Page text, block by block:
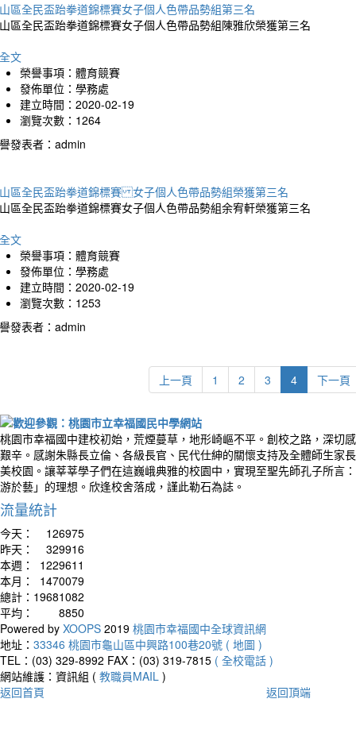
區全民盃跆拳道錦標賽女子個人色帶品勢組第三名
區全民盃跆拳道錦標賽女子個人色帶品勢組陳雅欣榮獲第三名
文
榮譽事項：體育競賽
發佈單位：學務處
建立時間：2020-02-19
瀏覽次數：1264
發表者：admin
區全民盃跆拳道錦標賽 女子個人色帶品勢組榮獲第三名
區全民盃跆拳道錦標賽女子個人色帶品勢組余宥軒榮獲第三名
文
榮譽事項：體育競賽
發佈單位：學務處
建立時間：2020-02-19
瀏覽次數：1253
發表者：admin
上一頁 1 2 3 4 下一頁
桃園市幸福國中建校初始，荒煙蔓草，地形崎嶇不平。創校之路，深切
艱辛。感謝朱縣長立倫、各級長官、民代仕紳的關懷支持及全體師生家
美校園。讓莘莘學子們在這巍峨典雅的校園中，實現至聖先師孔子所言
游於藝」的理想。欣逢校舍落成，謹此勒石為誌。
流量統計
今天：
126975
昨天：
329916
本週：
1229611
本月：
1470079
總計： 19681082
平均：
8850
Powered by XOOPS 2019 桃園市幸福國中全球資訊網
地址： 33346 桃園市龜山區中興路100巷20號 ( 地圖 )
TEL：(03) 329-8992 FAX：(03) 319-7815 ( 全校電話 )
網站維護：資訊組 ( 教職員MAIL )
返回首頁
返回頂端